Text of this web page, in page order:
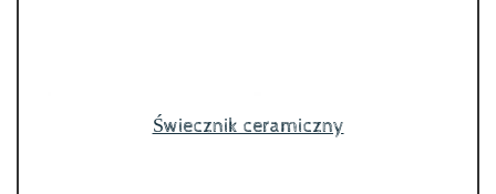
Świecznik ceramiczny